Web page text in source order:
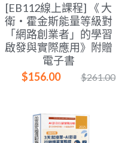
[EB112線上課程] 《 大
衛・霍金斯能量等級對
「網路創業者」的學習
啟發與實際應用》附贈
電子書
$156.00
$261.00